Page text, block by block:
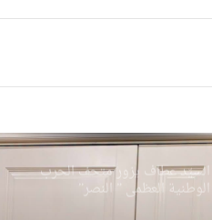
بمهامهم بالمجلس الشعبي الوطني
السيّد عطاف يزور متحف الحرب
السيّد عطاف يستقبل من طرف
رئيسة مجلس الجمهورية للجمعية
الوطنية البيلاروسية